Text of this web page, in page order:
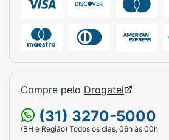
Compre pelo Drogatel
(31) 3270-5000
(BH e Região) Todos os dias, 06h às 00h